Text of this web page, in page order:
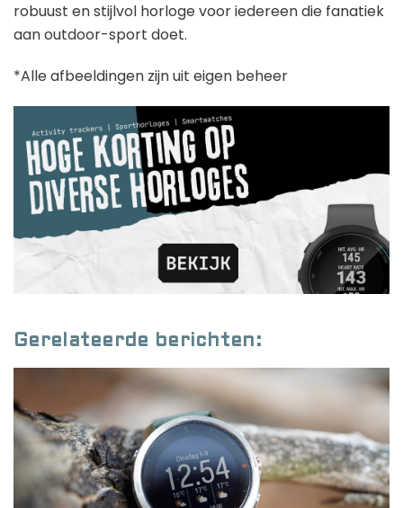
robuust en stijlvol horloge voor iedereen die fanatiek
aan outdoor-sport doet.
*Alle afbeeldingen zijn uit eigen beheer
Gerelateerde berichten: